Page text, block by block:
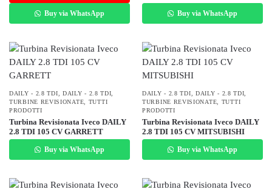
Buy via WhatsApp Buy via WhatsApp
DAILY - 2.8 TDI DAILY - 2.8 TDI
TURBINE REVISIONATE
TUTTI
PRODOTTI
Turbina Revisionata Iveco DAILY
2.8 TDI 105 CV GARRETT
Buy via WhatsApp
DAILY - 2.8 TDI DAILY - 2.8 TDI
TURBINE REVISIONATE
TUTTI
PRODOTTI
Turbina Revisionata Iveco DAILY
2.8 TDI 105 CV MITSUBISHI
Buy via WhatsApp